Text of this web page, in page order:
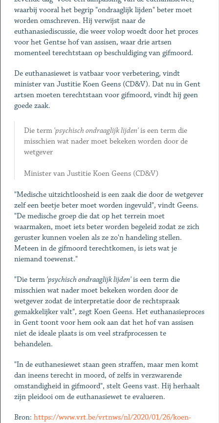
waarbij vooral het begrip "ondraaglijk lijden" beter moet
worden omschreven. Hij verwijst naar de
euthanasiediscussie, die weer volop woedt door het proces
voor het Gentse hof van assisen, waar drie artsen
momenteel terechtstaan op beschuldiging van gifmoord.
De euthanasiewet is vatbaar voor verbetering, vindt
minister van Justitie Koen Geens (CD&V). Dat nu in Gent
artsen moeten terechtstaan voor gifmoord, vindt hij geen
goede zaak.
Die term'psychisch ondraaglijk lijden'is een term die
misschien wat nader moet bekeken worden door de
wetgever
Minister van Justitie Koen Geens (CD&V)
"Medische uitzichtloosheid is een zaak die door de wetgever
zelf een beetje beter moet worden ingevuld", vindt Geens.
"De medische groep die dat op het terrein moet
waarmaken, moet iets beter worden begeleid zodat ze zich
geruster kunnen voelen als ze zo'n handeling stellen.
Meteen in de gifmoord terechtkomen, is iets wat je
niemand toewenst."
"Die term'psychisch ondraaglijk lijden'is een term die
misschien wat nader moet bekeken worden door de
wetgever zodat de interpretatie door de rechtspraak
gemakkelijker valt", zegt Koen Geens. Het euthanasieproces
in Gent toont voor hem ook aan dat het hof van assisen
niet de ideale plaats is om veel strafprocessen te
behandelen.
"In de euthanesiewet staan geen straffen, maar men komt
dan ineens terecht in moord, of zelfs in verzwarende
omstandigheid in gifmoord", stelt Geens vast. Hij herhaalt
zijn pleidooi om de euthanasiewet te evalueren.
Bron: https://www.vrt.be/vrtnws/nl/2020/01/26/koen-